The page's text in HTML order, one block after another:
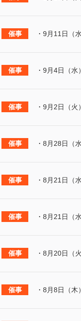
・9月11日（
・9月4日（
・9月2日（
・8月28日（
・8月21日（
・8月21日（
・8月20日（
・8月8日（